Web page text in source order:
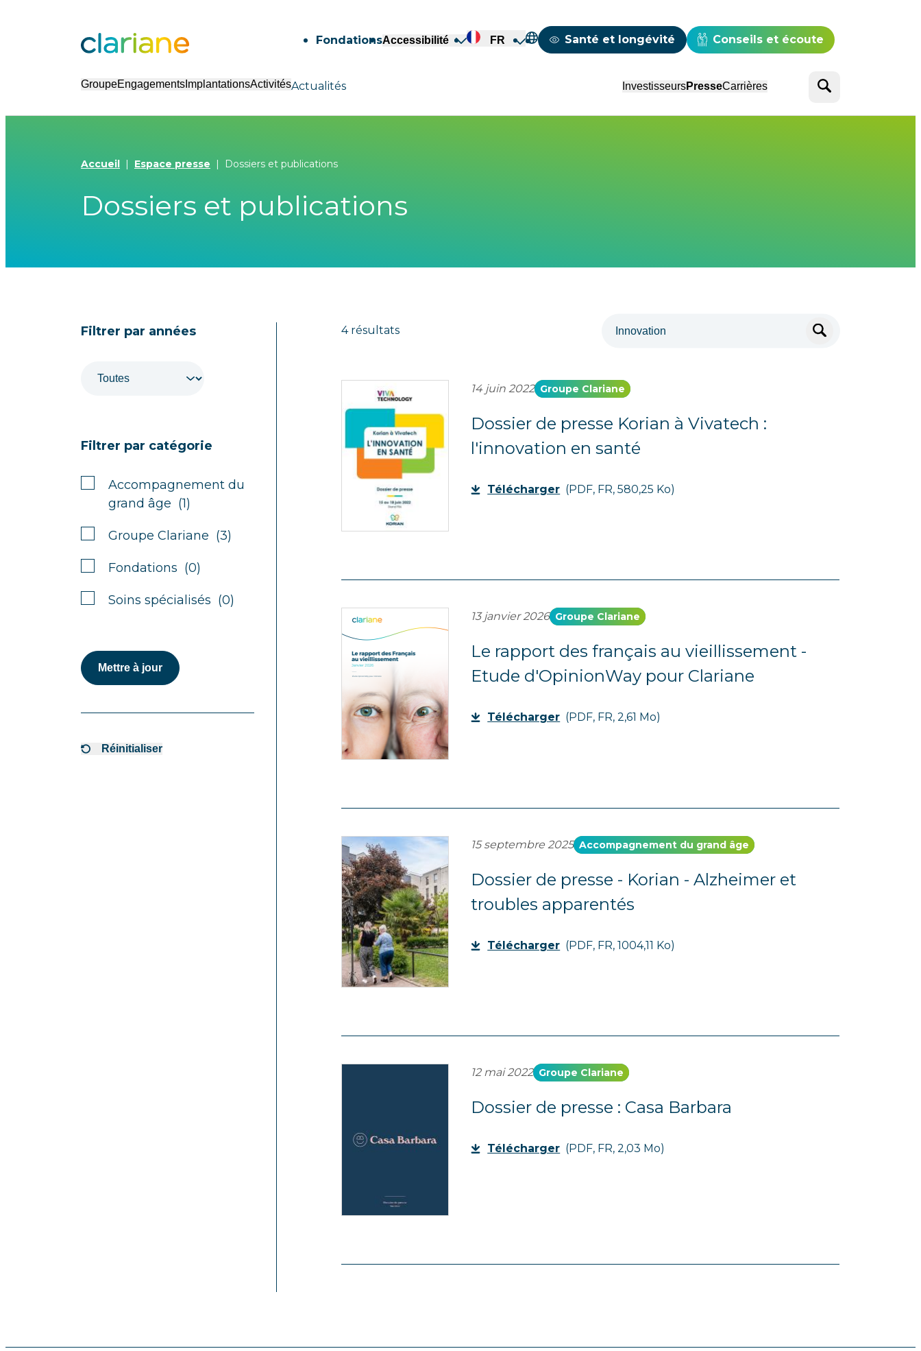
FondationsAccessibilité FR Mappemonde
Santé et longévité Conseils et écoute
GroupeEngagements ImplantationsActivitésActualités InvestisseursPresseCarrières Rechercher
Accueil Espace presse Dossiers et publications
Dossiers et publications
Filtrer par années
Filtrer par catégorie
Accompagnement du
grand âge (1)
Groupe Clariane (3)
Fondations (0)
Soins spécialisés (0)
Mettre à jour
Réinitialiser
4 résultats
Dossier de presse Korian à Vivatech :
l'innovation en santé
14 juin 2022 Groupe Clariane
Télécharger (PDF, FR, 580,25 Ko)
Le rapport des français au vieillissement -
Etude d'OpinionWay pour Clariane
13 janvier 2026 Groupe Clariane
Télécharger (PDF, FR, 2,61 Mo)
Dossier de presse - Korian - Alzheimer et
troubles apparentés
15 septembre 2025 Accompagnement du grand âge
Télécharger (PDF, FR, 1004,11 Ko)
Dossier de presse : Casa Barbara
12 mai 2022 Groupe Clariane
Télécharger (PDF, FR, 2,03 Mo)